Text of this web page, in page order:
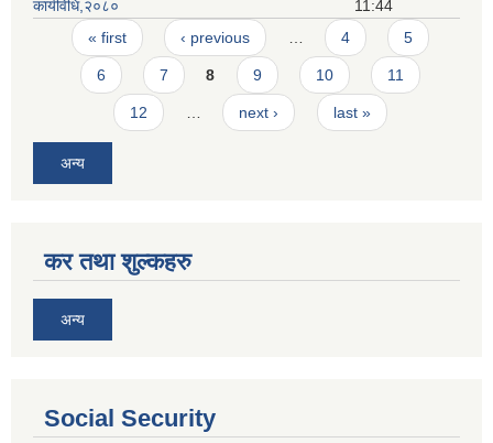
कार्यविधि,२०८०
11:44
Pages
« first ‹ previous 4 5
6 7 8 9 10 11
12 next › last »
अन्य
कर तथा शुल्कहरु
अन्य
Social Security